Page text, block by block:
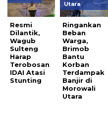
Resmi
Dilantik,
Wagub
Sulteng
Harap
Terobosan
IDAI Atasi
Stunting
Utara
Ringankan
Beban
Warga,
Brimob
Bantu
Korban
Terdampak
Banjir di
Morowali
Utara